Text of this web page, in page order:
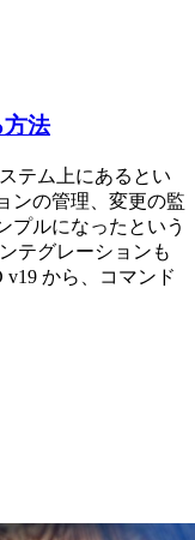
法
テム上にあるとい
ンの管理、変更の監
プルになったという
テグレーションも
から、コマンド